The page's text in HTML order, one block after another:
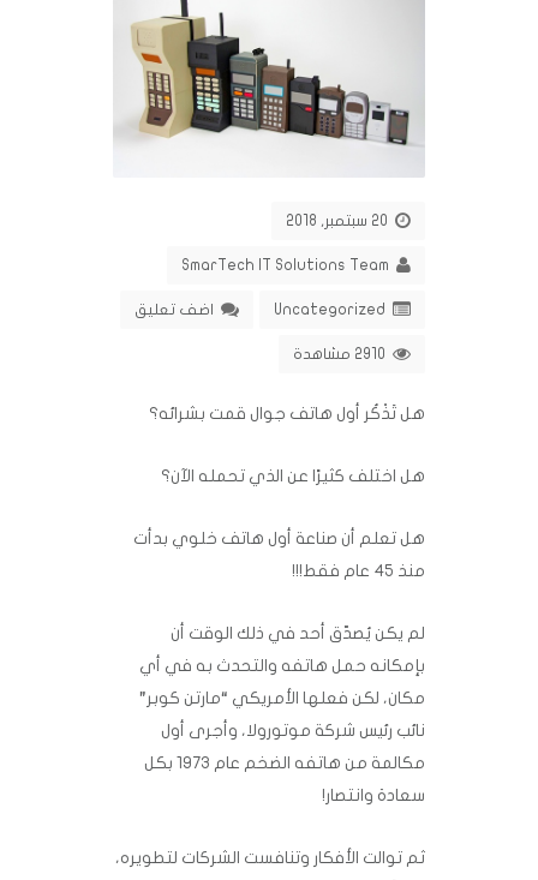
SmarTech IT Solutions Team
Uncategorized اضف تعليق
هل تَذْكُر أول هاتف جوال قمت بشرائه؟
هل اختلف كثيرًا عن الذي تحمله الآن‏؟
هل تعلم أن صناعة أول هاتف خلوي بدأت
منذ 45 عام فقط!!!‏
لم يكن يُصدّق أحد في ذلك الوقت أن
بإمكانه حمل هاتفه والتحدث به في أي
مكان، لكن فعلها ‏الأمريكي “مارتن كوبر”
نائب رئيس شركة موتورولا، وأجرى أول
مكالمة من هاتفه الضخم عام ‏‏1973 بكل
سعادة وانتصار!‏
ثم توالت الأفكار وتنافست الشركات لتطويره،